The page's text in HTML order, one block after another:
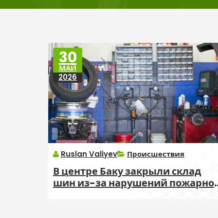
30
МАЙ
2026
Ruslan Valiyev Происшествия
В центре Баку закрыли склад
шин из-за нарушений